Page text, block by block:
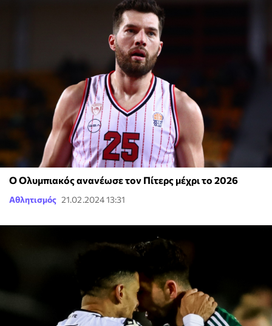
Ο Ολυμπιακός ανανέωσε τον Πίτερς μέχρι το 2026
Αθλητισμός 21.02.2024 13:31